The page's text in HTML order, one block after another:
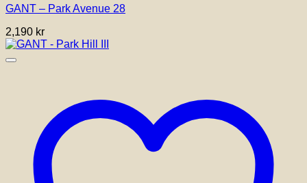
GANT – Park Avenue 28
2,190 kr